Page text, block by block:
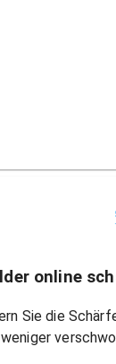
online
Sie die